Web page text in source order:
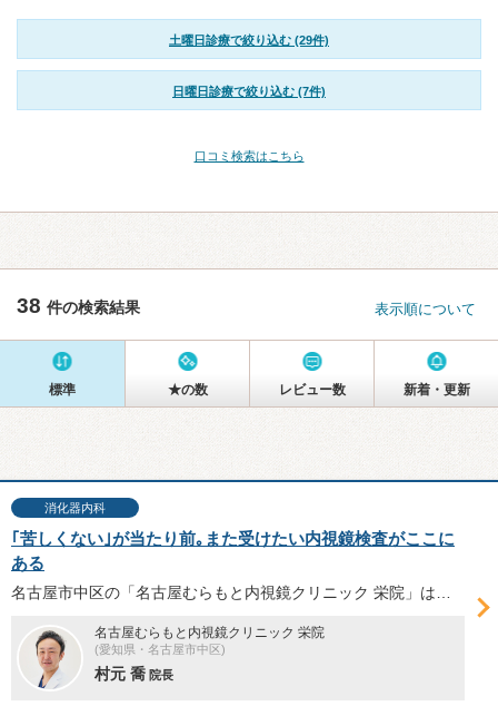
土曜日診療で絞り込む (29件)
日曜日診療で絞り込む (7件)
口コミ検索はこちら
38 件の検索結果 表示順について
標準 ★の数 レビュー数 新着・更新
消化器内科
｢苦しくない｣が当たり前｡また受けたい内視鏡検査がここに
ある
名古屋むらもと内視鏡クリニック 栄院
(愛知県・名古屋市中区)
村元 喬 院長